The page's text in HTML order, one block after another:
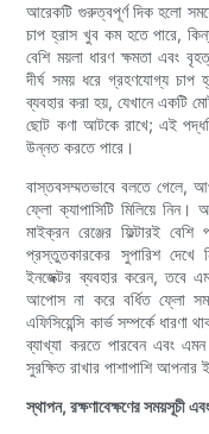
আরেকটি গুরুত্বপূর্ণ দিক হলো
চাপ হ্রাস খুব কম হতে পারে,
বেশি ময়লা ধারণ ক্ষমতা এবং
দীর্ঘ সময় ধরে গ্রহণযোগ্য চাপ
ব্যবহার করা হয়, যেখানে একটি
ছোট কণা আটকে রাখে; এই
উন্নত করতে পারে।
বাস্তবসম্মতভাবে বলতে গেলে,
ফ্লো ক্যাপাসিটি মিলিয়ে
মাইক্রন রেঞ্জের ফিল্টারই
প্রস্তুতকারকের সুপারিশ
ইনজেক্টর ব্যবহার করেন, তবে
আপোস না করে বর্ধিত ফ্লো
এফিসিয়েন্সি কার্ভ সম্পর্কে
ব্যাখ্যা করতে পারবেন এবং এমন
সুরক্ষিত রাখার পাশাপাশি
স্থাপন, রক্ষণাবেক্ষণের সময়সূচী